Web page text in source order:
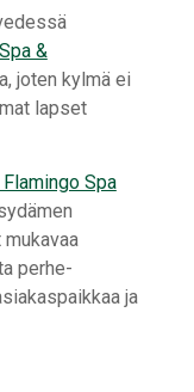
&
joten kylmä ei
lapset
Flamingo Spa
perhe-
ja